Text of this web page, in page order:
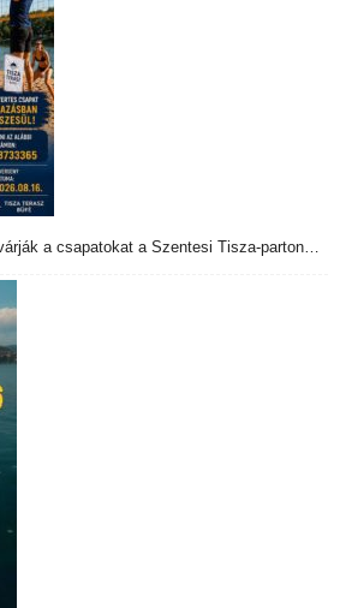
a csapatokat a Szentesi Tisza-parton…